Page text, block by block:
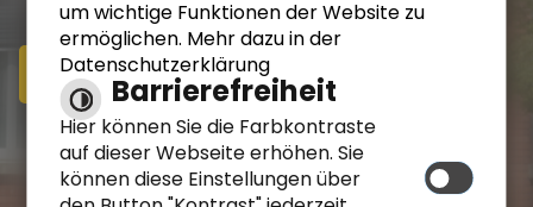
Online-Terminvereinbarung
Impressum
Datenschutzerklärung
um wichtige Funktionen der Website zu
ermöglichen. Mehr dazu in der
Datenschutzerklärung
Barrierefreiheit
Hier können Sie die Farbkontraste
auf dieser Webseite erhöhen. Sie
können diese Einstellungen über